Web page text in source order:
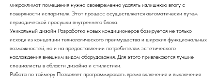
микроклимат помещения нужно своевременно удалять излишнюю влагу с
поверхности испарителя. Этот процесс осуществляется автоматически путем
периодической просушки внутреннего блока.
Уникальный дизайн Разработка новых кондиционеров базируется не только
исходя из концепции технологического преимущества и широких функциональных
возможностей, но и на предоставлении потребителям эстетического
наслаждения внешним видом оборудования. Для этого привлекаются лучшие
специалисты в области дизайна и стилистики.
Работа по таймеру Позволяет программировать время включения и выключения